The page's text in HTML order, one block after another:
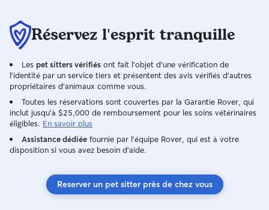
chez vous, dans un environnement
calme, sécurisé et adapté aux bien être
disponible également pour leur bien être
Mon logement dispose d’une terrasse,
ce qui permet à votre chien de prendre
l’air en toute sécurité, en complément
des sorties régulières à l’extérieur. Je
m’adapte au rythme de chaque animal :
promenades, moments de jeu, repos…
Je suis quelqu’un de disponible, attentif
compagnon se sente en confiance
comme à la maison. N’hésitez pas à me
Réservez l'esprit tranquille
Les pet sitters vérifiés ont fait l'objet d'une vérification de
l'identité par un service tiers et présentent des avis vérifiés d'autres
propriétaires d'animaux comme vous.
Toutes les réservations sont couvertes par la Garantie Rover, qui
inclut jusqu'à $25,000 de remboursement pour les soins vétérinaires
éligibles. En savoir plus
Assistance dédiée fournie par l'équipe Rover, qui est à votre
disposition si vous avez besoin d'aide.
Reserver un pet sitter près de chez vous